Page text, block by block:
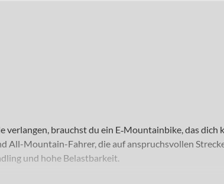
brauchst du ein E‑Mountainbike, das dich
All-Mountain-Fahrer, die auf anspruchsvollen
und hohe Belastbarkeit.